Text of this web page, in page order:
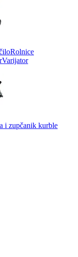
Rolnice
Varijator
i zupčanik kurble